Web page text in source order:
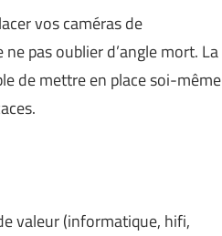
vos caméras de
pas oublier d’angle mort. La
de mettre en place soi-même
valeur (informatique, hifi,